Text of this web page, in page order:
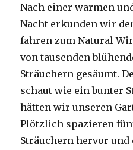
Nach einer warmen
Nacht erkunden wir
fahren zum Natural
von tausenden
Sträuchern gesäumt.
schaut wie ein bunter
hätten wir unseren
Plötzlich spazieren
Sträuchern hervor und